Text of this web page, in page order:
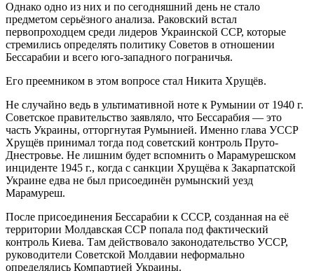
Однако одно из них и по сегодняшний день не стало
предметом серьёзного анализа. Раковский встал
первопроходцем среди лидеров Украинской ССР, которые
стремились определять политику Советов в отношении
Бессарабии и всего юго-западного пограничья.
Его преемником в этом вопросе стал Никита Хрущёв.
Не случайно ведь в ультимативной ноте к Румынии от 1940 г.
Советское правительство заявляло, что Бессарабия — это
часть Украины, отторгнутая Румынией. Именно глава УССР
Хрущёв принимал тогда под советский контроль Пруто-
Днестровье. Не лишним будет вспомнить о Марамурешском
инциденте 1945 г., когда с санкции Хрущёва к Закарпатской
Украине едва не был присоединён румынский уезд
Марамуреш.
После присоединения Бессарабии к СССР, созданная на её
территории Молдавская ССР попала под фактический
контроль Киева. Там действовало законодательство УССР,
руководители Советской Молдавии неформально
определялись Компартией Украины.